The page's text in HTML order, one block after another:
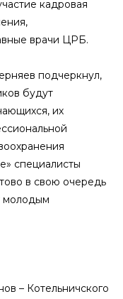
кадровая
врачи ЦРБ.
подчеркнул,
будут
их
специалисты
в свою очередь
молодым
– Котельничского